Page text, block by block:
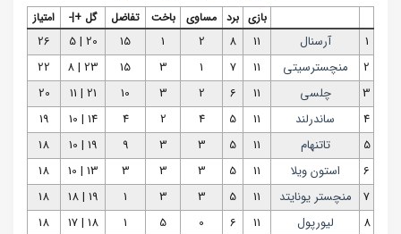
بازی برد مساوی باخت تفاضل گل +|- امتیاز
1 آرسنال 11
8
2
1
15
20 | 5
26
2
منچسترسیتی 11
7
1
3
15
23 | 8
22
3
چلسی 11
6
2
3
10
21 | 11
20
4
ساندرلند 11
5
4
2
4
14 | 10
19
5
تاتنهام 11
5
3
3
9
19 | 10
18
6
استون ویلا 11
5
3
3
3
13 | 10
18
7
منچستر یونایتد 11
5
3
3
1
19 | 18
18
8
لیورپول 11
6
0
5
1
18 | 17
18